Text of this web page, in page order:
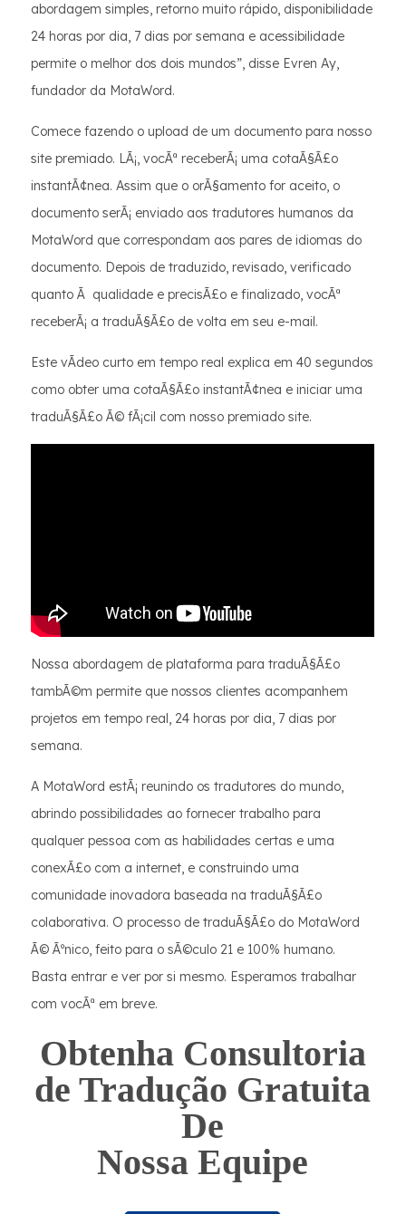
abordagem simples, retorno muito rápido, disponibilidade
24 horas por dia, 7 dias por semana e acessibilidade
permite o melhor dos dois mundos”, disse Evren Ay,
fundador da MotaWord.
Comece fazendo o upload de um documento para nosso
site premiado. LÃ¡, vocÃª receberÃ¡ uma cotaÃ§Ã£o
instantÃ¢nea. Assim que o orÃ§amento for aceito, o
documento serÃ¡ enviado aos tradutores humanos da
MotaWord que correspondam aos pares de idiomas do
documento. Depois de traduzido, revisado, verificado
quanto Ã qualidade e precisÃ£o e finalizado, vocÃª
receberÃ¡ a traduÃ§Ã£o de volta em seu e-mail.
Este vÃ­deo curto em tempo real explica em 40 segundos
como obter uma cotaÃ§Ã£o instantÃ¢nea e iniciar uma
traduÃ§Ã£o Ã© fÃ¡cil com nosso premiado site.
Nossa abordagem de plataforma para traduÃ§Ã£o
tambÃ©m permite que nossos clientes acompanhem
projetos em tempo real, 24 horas por dia, 7 dias por
semana.
A MotaWord estÃ¡ reunindo os tradutores do mundo,
abrindo possibilidades ao fornecer trabalho para
qualquer pessoa com as habilidades certas e uma
conexÃ£o com a internet, e construindo uma
comunidade inovadora baseada na traduÃ§Ã£o
colaborativa. O processo de traduÃ§Ã£o do MotaWord
Ã© Ãºnico, feito para o sÃ©culo 21 e 100% humano.
Basta entrar e ver por si mesmo. Esperamos trabalhar
com vocÃª em breve.
Obtenha Consultoria
de Tradução Gratuita
De
Nossa Equipe